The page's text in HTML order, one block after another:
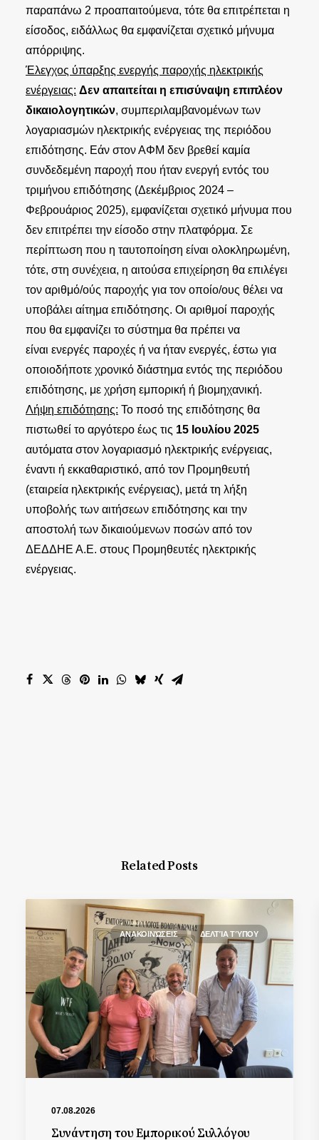
παραπάνω 2 προαπαιτούμενα, τότε θα επιτρέπεται η
είσοδος, ειδάλλως θα εμφανίζεται σχετικό μήνυμα
απόρριψης.
Έλεγχος ύπαρξης ενεργής παροχής ηλεκτρικής
ενέργειας: Δεν απαιτείται η επισύναψη επιπλέον
δικαιολογητικών, συμπεριλαμβανομένων των
λογαριασμών ηλεκτρικής ενέργειας της περιόδου
επιδότησης. Εάν στον ΑΦΜ δεν βρεθεί καμία
συνδεδεμένη παροχή που ήταν ενεργή εντός του
τριμήνου επιδότησης (Δεκέμβριος 2024 –
Φεβρουάριος 2025), εμφανίζεται σχετικό μήνυμα που
δεν επιτρέπει την είσοδο στην πλατφόρμα. Σε
περίπτωση που η ταυτοποίηση είναι ολοκληρωμένη,
τότε, στη συνέχεια, η αιτούσα επιχείρηση θα επιλέγει
τον αριθμό/ούς παροχής για τον οποίο/ους θέλει να
υποβάλει αίτημα επιδότησης. Οι αριθμοί παροχής
που θα εμφανίζει το σύστημα θα πρέπει να
είναι ενεργές παροχές ή να ήταν ενεργές, έστω για
οποιοδήποτε χρονικό διάστημα εντός της περιόδου
επιδότησης, με χρήση εμπορική ή βιομηχανική.
Λήψη επιδότησης: Το ποσό της επιδότησης θα
πιστωθεί το αργότερο έως τις 15 Ιουλίου 2025
αυτόματα στον λογαριασμό ηλεκτρικής ενέργειας,
έναντι ή εκκαθαριστικό, από τον Προμηθευτή
(εταιρεία ηλεκτρικής ενέργειας), μετά τη λήξη
υποβολής των αιτήσεων επιδότησης και την
αποστολή των δικαιούμενων ποσών από τον
ΔΕΔΔΗΕ Α.Ε. στους Προμηθευτές ηλεκτρικής
ενέργειας.
Related Posts
ΑΝΑΚΟΙΝΏΣΕΙΣ ΔΕΛΤΊΑ ΤΎΠΟΥ
07.08.2026
Συνάντηση του Εμπορικού Συλλόγου